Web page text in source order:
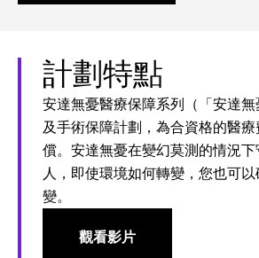
計劃特點
安達無憂醫療保障系列（「安達
及手術保障計劃，為合資格的醫
償。安達無憂在變幻莫測的情況
人，即使環境如何轉變，您也可
變。
觀看影片